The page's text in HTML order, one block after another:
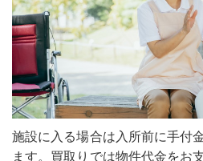
施設に入る場合は入所前に手付
ます。買取りでは物件代金をお